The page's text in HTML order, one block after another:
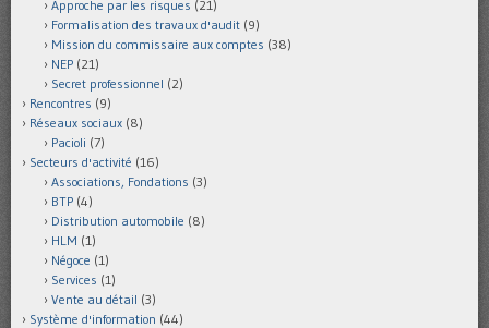
Approche par les risques (21)
Formalisation des travaux d'audit (9)
Mission du commissaire aux comptes (38)
NEP (21)
Secret professionnel (2)
Rencontres (9)
Réseaux sociaux (8)
Pacioli (7)
Secteurs d'activité (16)
Associations, Fondations (3)
BTP (4)
Distribution automobile (8)
HLM (1)
Négoce (1)
Services (1)
Vente au détail (3)
Système d'information (44)